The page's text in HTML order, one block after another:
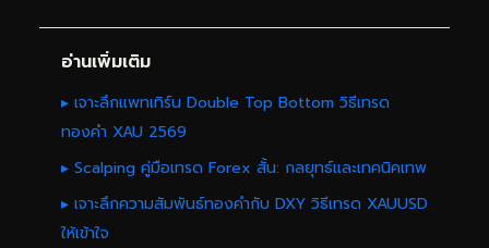
อ่านเพิ่มเติม
▸ เจาะลึกแพทเทิร์น Double Top Bottom วิธีเทรด
ทองคำ XAU 2569
▸ Scalping คู่มือเทรด Forex สั้น: กลยุทธ์และเทคนิคเทพ
▸ เจาะลึกความสัมพันธ์ทองคำกับ DXY วิธีเทรด XAUUSD
ให้เข้าใจ